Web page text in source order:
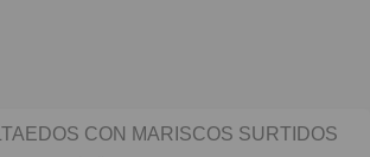
CON MARISCOS SURTIDOS